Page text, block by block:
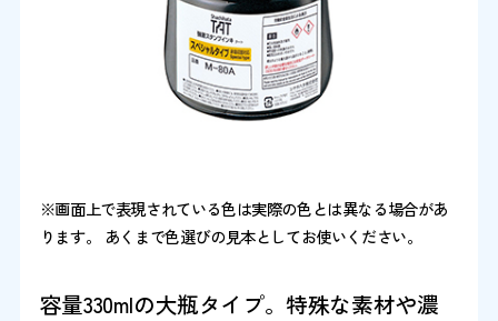
※画面上で表現されている色は実際の色とは異なる場合があ
ります。 あくまで色選びの見本としてお使いください。
容量330mlの大瓶タイプ。特殊な素材や濃